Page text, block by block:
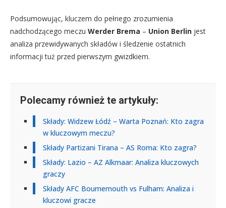
Podsumowując, kluczem do pełnego zrozumienia
nadchodzącego meczu Werder Brema – Union Berlin jest
analiza przewidywanych składów i śledzenie ostatnich
informacji tuż przed pierwszym gwizdkiem.
Polecamy również te artykuły:
Składy: Widzew Łódź – Warta Poznań: Kto zagra
w kluczowym meczu?
Składy Partizani Tirana – AS Roma: Kto zagra?
Składy: Lazio – AZ Alkmaar: Analiza kluczowych
graczy
Składy AFC Bournemouth vs Fulham: Analiza i
kluczowi gracze